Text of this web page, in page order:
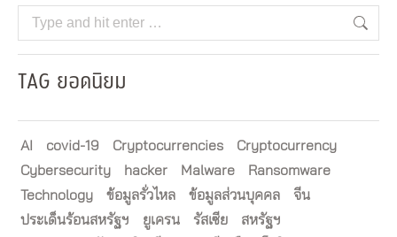
Search:
TAG ยอดนิยม
AI covid-19 Cryptocurrencies
Cryptocurrency
Cybersecurity
hacker Malware
Ransomware
Technology
ข้อมูลรั่วไหล ข้อมูลส่วนบุคคล
จีน
ประเด็นร้อนสหรัฐฯ
ยูเครน รัสเซีย
สหรัฐฯ